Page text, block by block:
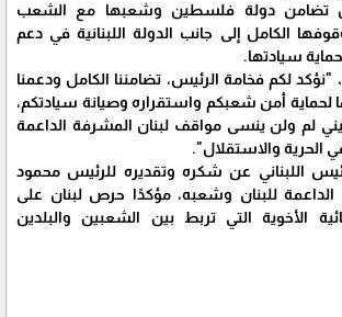
تضامن دولة فلسطين وشعبها مع الشعب
الكامل إلى جانب الدولة اللبنانية في دعم
سيادتها.
لكم فخامة الرئيس، تضامننا الكامل ودعمنا
لحماية أمن شعبكم واستقراره وصيانة سيادتكم،
لم ولن ينسى مواقف لبنان المشرفة الداعمة
الحرية والاستقلال".
اللبناني عن شكره وتقديره للرئيس محمود
للبنان وشعبه، مؤكدًا حرص لبنان على
الأخوية التي تربط بين الشعبين والبلدين